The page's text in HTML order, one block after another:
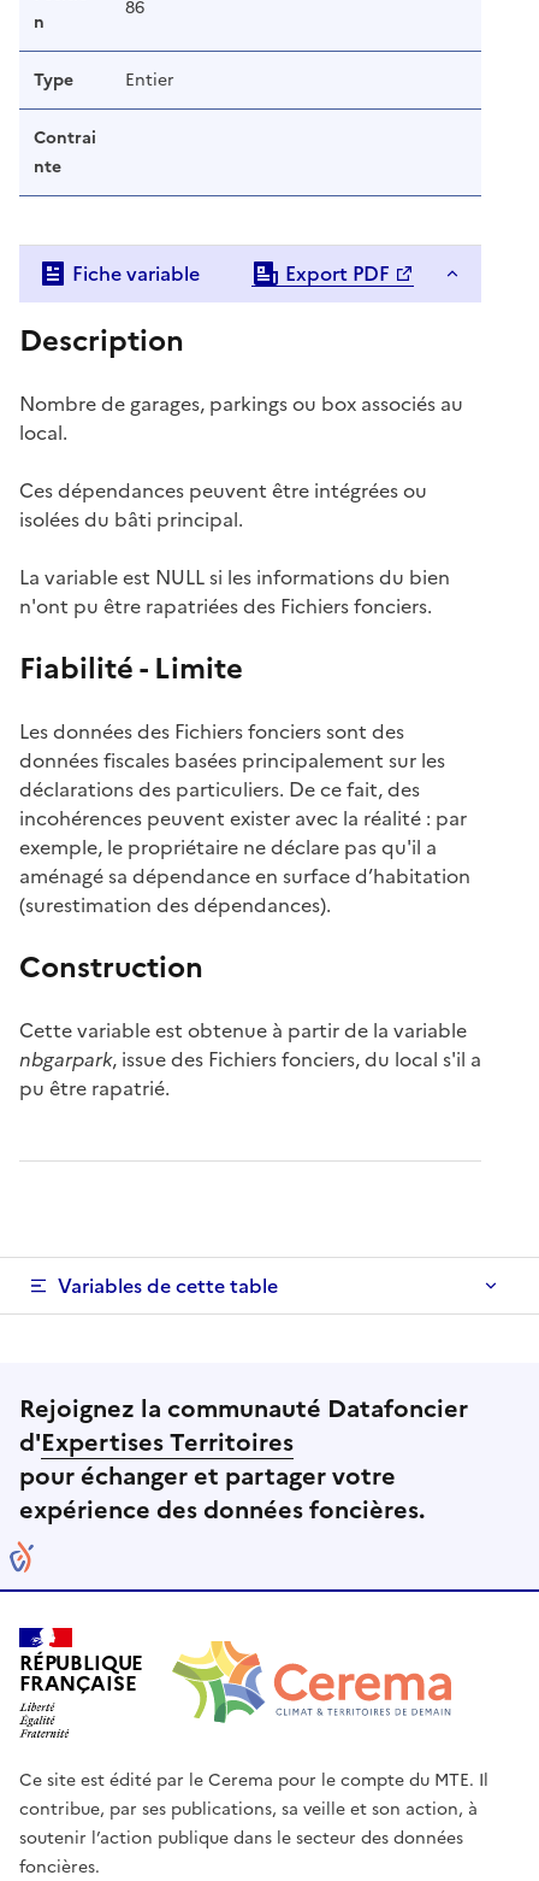
n
86
Type Entier
Contrai
nte
Fiche variable Export PDF
Description
Nombre de garages, parkings ou box associés au
local.
Ces dépendances peuvent être intégrées ou
isolées du bâti principal.
La variable est NULL si les informations du bien
n'ont pu être rapatriées des Fichiers fonciers.
Fiabilité - Limite
Les données des Fichiers fonciers sont des
données fiscales basées principalement sur les
déclarations des particuliers. De ce fait, des
incohérences peuvent exister avec la réalité : par
exemple, le propriétaire ne déclare pas qu'il a
aménagé sa dépendance en surface d’habitation
(surestimation des dépendances).
Construction
Cette variable est obtenue à partir de la variable
nbgarpark, issue des Fichiers fonciers, du local s'il a
pu être rapatrié.
Variables de cette table
Rejoignez la communauté Datafoncier
d'Expertises Territoires
pour échanger et partager votre
expérience des données foncières.
RÉPUBLIQUE
FRANÇAISE
Ce site est édité par le Cerema pour le compte du MTE. Il
contribue, par ses publications, sa veille et son action, à
soutenir l’action publique dans le secteur des données
foncières.